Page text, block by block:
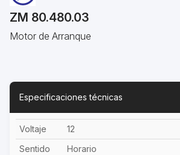
ZM 80.480.03
Motor de Arranque
Especificaciones técnicas
Voltaje
12
Sentido
Horario